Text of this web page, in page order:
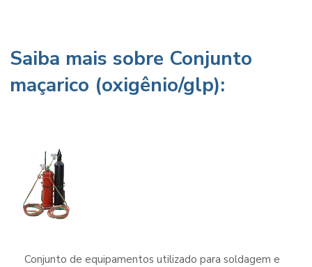
Saiba mais sobre Conjunto
maçarico (oxigênio/glp):
Conjunto de equipamentos utilizado para soldagem e